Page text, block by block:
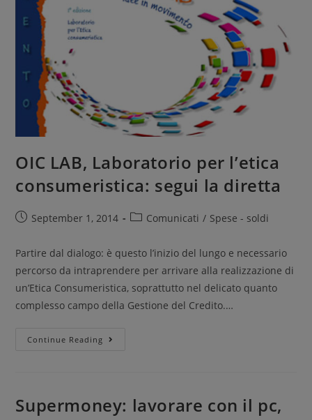
OIC LAB, Laboratorio per l’etica
consumeristica: segui la diretta
September 1, 2014 Comunicati / Spese - soldi
Partire dal dialogo: è questo l’inizio del lungo e necessario
percorso da intraprendere per arrivare alla realizzazione di
un’Etica Consumeristica, soprattutto nel delicato quanto
complesso campo della Gestione del Credito.…
Continue Reading
Supermoney: lavorare con il pc,